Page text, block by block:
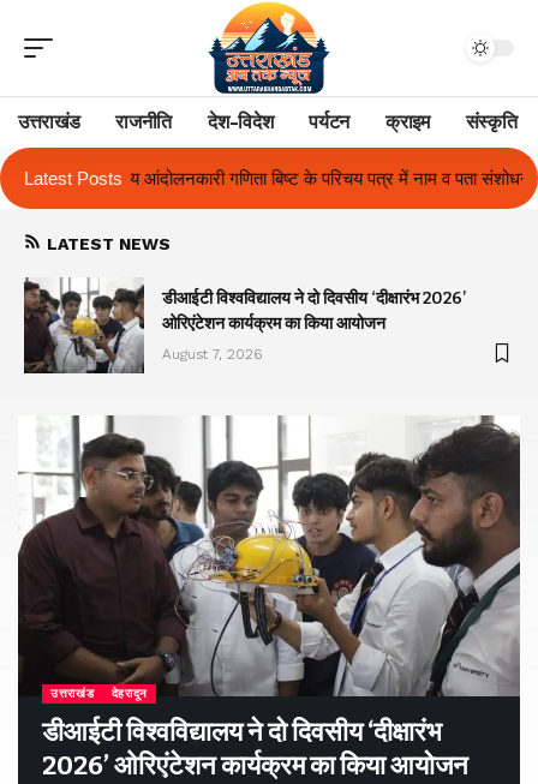
उत्तराखंड राजनीति देश-विदेश पर्यटन क्राइम संस्कृति
Latest Posts
बिष्ट के परिचय पत्र में नाम व पता संशोधन का प्रकरण का हुआ समाधान
LATEST NEWS
डीआईटी विश्वविद्यालय ने दो दिवसीय ‘दीक्षारंभ 2026’
ओरिएंटेशन कार्यक्रम का किया आयोजन
August 7, 2026
उत्तराखंड देहरादून
डीआईटी विश्वविद्यालय ने दो दिवसीय ‘दीक्षारंभ
2026’ ओरिएंटेशन कार्यक्रम का किया आयोजन